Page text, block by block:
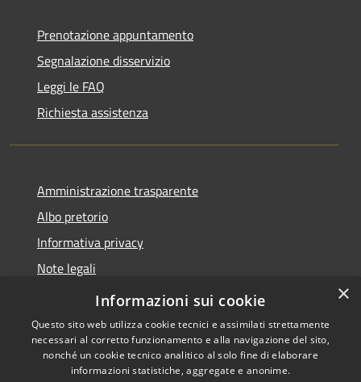
Prenotazione appuntamento
Segnalazione disservizio
Leggi le FAQ
Richiesta assistenza
Amministrazione trasparente
Albo pretorio
Informativa privacy
Note legali
Dichiarazione di accessibilità
Copyright © 2026 • Comune di
×
Informazioni sui cookie
Questo sito web utilizza cookie tecnici e assimilati strettamente
necessari al corretto funzionamento e alla navigazione del sito,
nonché un cookie tecnico analitico al solo fine di elaborare
informazioni statistiche, aggregate e anonime.